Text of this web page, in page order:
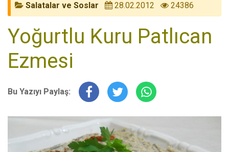
Salatalar ve Soslar 28.02.2012 24386
Yoğurtlu Kuru Patlıcan
Ezmesi
Bu Yazıyı Paylaş: